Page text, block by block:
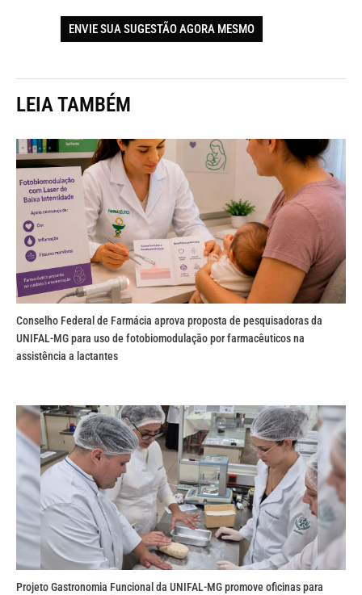
ENVIE SUA SUGESTÃO AGORA MESMO
LEIA TAMBÉM
Conselho Federal de Farmácia aprova proposta de pesquisadoras da
UNIFAL-MG para uso de fotobiomodulação por farmacêuticos na
assistência a lactantes
Projeto Gastronomia Funcional da UNIFAL-MG promove oficinas para